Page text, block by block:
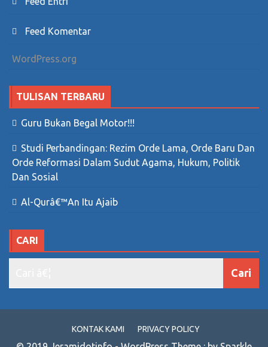
Feed Komentar
WordPress.org
TULISAN TERBARU
Guru Bukan Begal Motor!!!
Studi Perbandingan: Rezim Orde Lama, Orde Baru Dan
Orde Reformasi Dalam Sudut Agama, Hukum, Politik
Dan Sosial
Al-Qurâ€™an Itu Ajaib
CARI
KONTAK KAMI PRIVACY POLICY